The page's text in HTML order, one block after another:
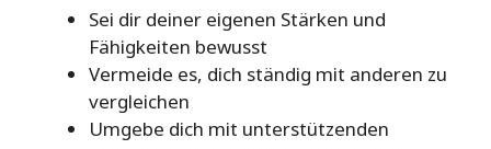
Sei dir deiner eigenen Stärken und
Fähigkeiten bewusst
Vermeide es, dich ständig mit anderen zu
vergleichen
Umgebe dich mit unterstützenden